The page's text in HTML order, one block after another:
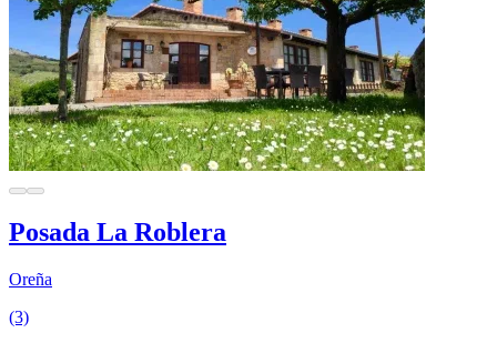
Posada La Roblera
Oreña
(3)